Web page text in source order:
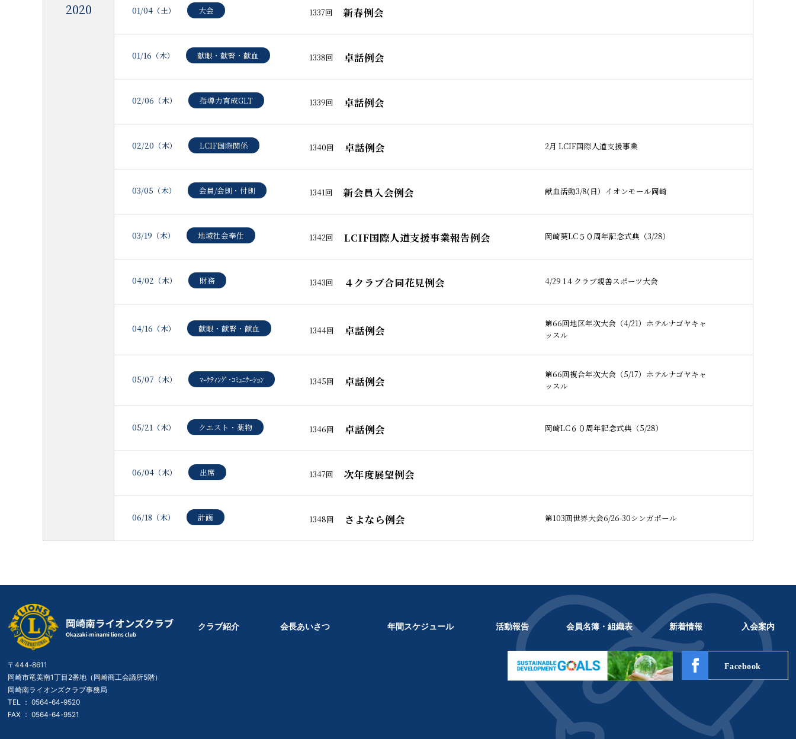
2020 01/04（土） 大会 1337回 新春例会
01/16（木） 献眼・献腎・献血 1338回 卓話例会
02/06（木） 指導力育成GLT 1339回 卓話例会
02/20（木） LCIF国際関係 1340回 卓話例会 2月 LCIF国際人道支援事業
03/05（木） 会員/会則・付則 1341回 新会員入会例会 献血活動3/8(日）イオンモール岡崎
03/19（木） 地域社会奉仕 1342回 LCIF国際人道支援事業報告例会 岡崎葵LC５０周年記念式典（3/28）
04/02（木） 財務 1343回 ４クラブ合同花見例会 4/29 1４クラブ親善スポーツ大会
04/16（木） 献眼・献腎・献血 1344回 卓話例会
第66回地区年次大会（4/21）ホテルナゴヤキャ
ッスル
05/07（木） ﾏｰｹﾃｨﾝｸﾞ･ｺﾐｭﾆｹｰｼｮﾝ 1345回 卓話例会
第66回複合年次大会（5/17）ホテルナゴヤキャ
ッスル
05/21（木） クエスト・薬物 1346回 卓話例会 岡崎LC６０周年記念式典（5/28）
06/04（木） 出席 1347回 次年度展望例会
06/18（木） 計画 1348回 さよなら例会 第103回世界大会6/26-30シンガポール
〒444-8611
岡崎市竜美南1丁目2番地（岡崎商工会議所5階）
岡崎南ライオンズクラブ事務局
TEL ：0564-64-9520
FAX ： 0564-64-9521
クラブ紹介 会長あいさつ 年間スケジュール 活動報告 会員名簿・組織表 新着情報 入会案内